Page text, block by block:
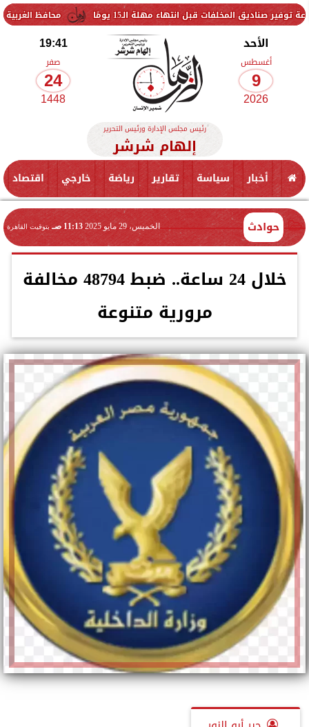
محافظ الغربية يتفقد حزمة قبل انتهاء مهلة الـ15 يومًا
الأحد
أغسطس
9
2026
19:41
صفر
24
1448
رئيس مجلس الإدارة ورئيس التحرير
إلهام شرشر
أخبار سياسة تقارير رياضة خارجي اقتصاد
حوادث الخميس، 29 مايو 2025 11:13 صـ بتوقيت القاهرة
خلال 24 ساعة.. ضبط 48794 مخالفة
مرورية متنوعة